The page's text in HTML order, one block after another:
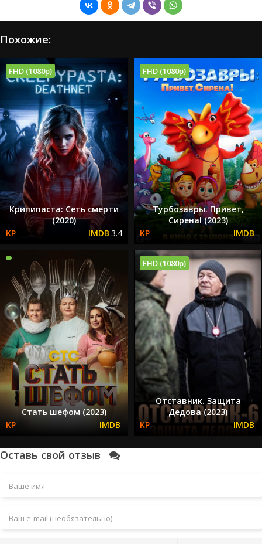
Похожие:
FHD (1080p)
Крипипаста: Сеть смерти
(2020)
3.4
FHD (1080p)
Турбозавры. Привет,
Сирена! (2023)
Стать шефом (2023)
FHD (1080p)
Отставник. Защита
Дедова (2023)
Оставь свой отзыв